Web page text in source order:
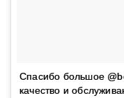
Спасибо большое
качество и